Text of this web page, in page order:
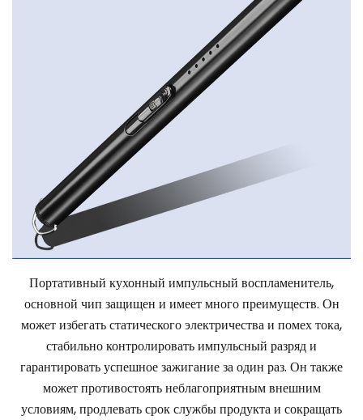
Портативный кухонный импульсный воспламенитель,
основной чип защищен и имеет много преимуществ. Он
может избегать статического электричества и помех тока,
стабильно контролировать импульсный разряд и
гарантировать успешное зажигание за один раз. Он также
может противостоять неблагоприятным внешним
условиям, продлевать срок службы продукта и сокращать